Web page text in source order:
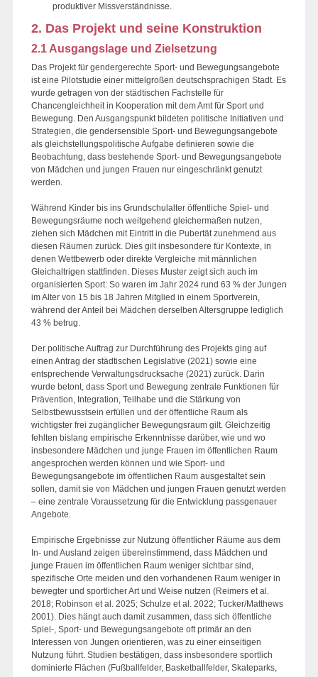
produktiver Missverständnisse.
2. Das Projekt und seine Konstruktion
2.1 Ausgangslage und Zielsetzung
Das Projekt für gendergerechte Sport- und Bewegungsangebote
ist eine Pilotstudie einer mittelgroßen deutschsprachigen Stadt. Es
wurde getragen von der städtischen Fachstelle für
Chancengleichheit in Kooperation mit dem Amt für Sport und
Bewegung. Den Ausgangspunkt bildeten politische Initiativen und
Strategien, die gendersensible Sport- und Bewegungsangebote
als gleichstellungspolitische Aufgabe definieren sowie die
Beobachtung, dass bestehende Sport- und Bewegungsangebote
von Mädchen und jungen Frauen nur eingeschränkt genutzt
werden.
Während Kinder bis ins Grundschulalter öffentliche Spiel- und
Bewegungsräume noch weitgehend gleichermaßen nutzen,
ziehen sich Mädchen mit Eintritt in die Pubertät zunehmend aus
diesen Räumen zurück. Dies gilt insbesondere für Kontexte, in
denen Wettbewerb oder direkte Vergleiche mit männlichen
Gleichaltrigen stattfinden. Dieses Muster zeigt sich auch im
organisierten Sport: So waren im Jahr 2024 rund 63 % der Jungen
im Alter von 15 bis 18 Jahren Mitglied in einem Sportverein,
während der Anteil bei Mädchen derselben Altersgruppe lediglich
43 % betrug.
Der politische Auftrag zur Durchführung des Projekts ging auf
einen Antrag der städtischen Legislative (2021) sowie eine
entsprechende Verwaltungsdrucksache (2021) zurück. Darin
wurde betont, dass Sport und Bewegung zentrale Funktionen für
Prävention, Integration, Teilhabe und die Stärkung von
Selbstbewusstsein erfüllen und der öffentliche Raum als
wichtigster frei zugänglicher Bewegungsraum gilt. Gleichzeitig
fehlten bislang empirische Erkenntnisse darüber, wie und wo
insbesondere Mädchen und junge Frauen im öffentlichen Raum
angesprochen werden können und wie Sport- und
Bewegungsangebote im öffentlichen Raum ausgestaltet sein
sollen, damit sie von Mädchen und jungen Frauen genutzt werden
– eine zentrale Voraussetzung für die Entwicklung passgenauer
Angebote.
Empirische Ergebnisse zur Nutzung öffentlicher Räume aus dem
In- und Ausland zeigen übereinstimmend, dass Mädchen und
junge Frauen im öffentlichen Raum weniger sichtbar sind,
spezifische Orte meiden und den vorhandenen Raum weniger in
bewegter und sportlicher Art und Weise nutzen (Reimers et al.
2018; Robinson et al. 2025; Schulze et al. 2022; Tucker/Matthews
2001). Dies hängt auch damit zusammen, dass sich öffentliche
Spiel-, Sport- und Bewegungsangebote oft primär an den
Interessen von Jungen orientieren, was zu einer einseitigen
Nutzung führt. Studien bestätigen, dass insbesondere sportlich
dominierte Flächen (Fußballfelder, Basketballfelder, Skateparks,